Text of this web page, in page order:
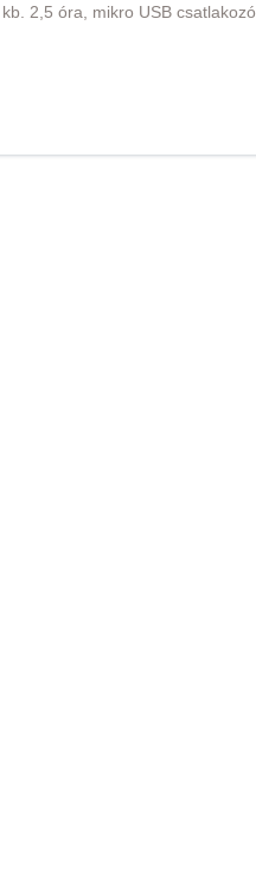
2,5 óra, mikro USB csatlakozó